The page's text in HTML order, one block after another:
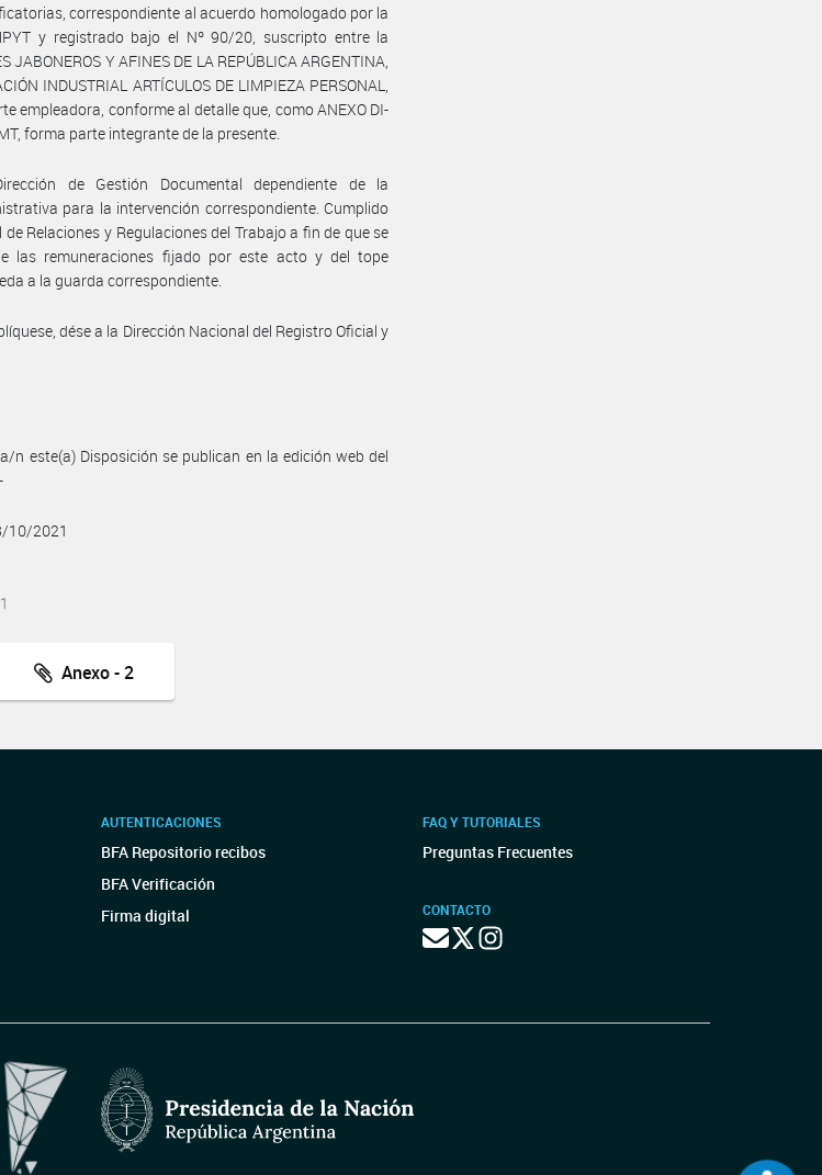
correspondiente al acuerdo homologado por la
y registrado bajo el Nº 90/20, suscripto entre la
JABONEROS Y AFINES DE LA REPÚBLICA ARGENTINA,
INDUSTRIAL ARTÍCULOS DE LIMPIEZA PERSONAL,
empleadora, conforme al detalle que, como ANEXO DI-
forma parte integrante de la presente.
de Gestión Documental dependiente de la
para la intervención correspondiente. Cumplido
Relaciones y Regulaciones del Trabajo a fin de que se
las remuneraciones fijado por este acto y del tope
a la guarda correspondiente.
dése a la Dirección Nacional del Registro Oficial y
n este(a) Disposición se publican en la edición web del
10/2021
Anexo - 2
AUTENTICACIONES
BFA Repositorio recibos
BFA Verificación
Firma digital
FAQ Y TUTORIALES
Preguntas Frecuentes
CONTACTO